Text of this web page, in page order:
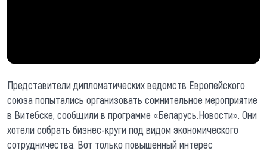
Представители дипломатических ведомств Европейского
союза попытались организовать сомнительное мероприятие
в Витебске, сообщили в программе «Беларусь.Новости». Они
хотели собрать бизнес-круги под видом экономического
сотрудничества. Вот только повышенный интерес